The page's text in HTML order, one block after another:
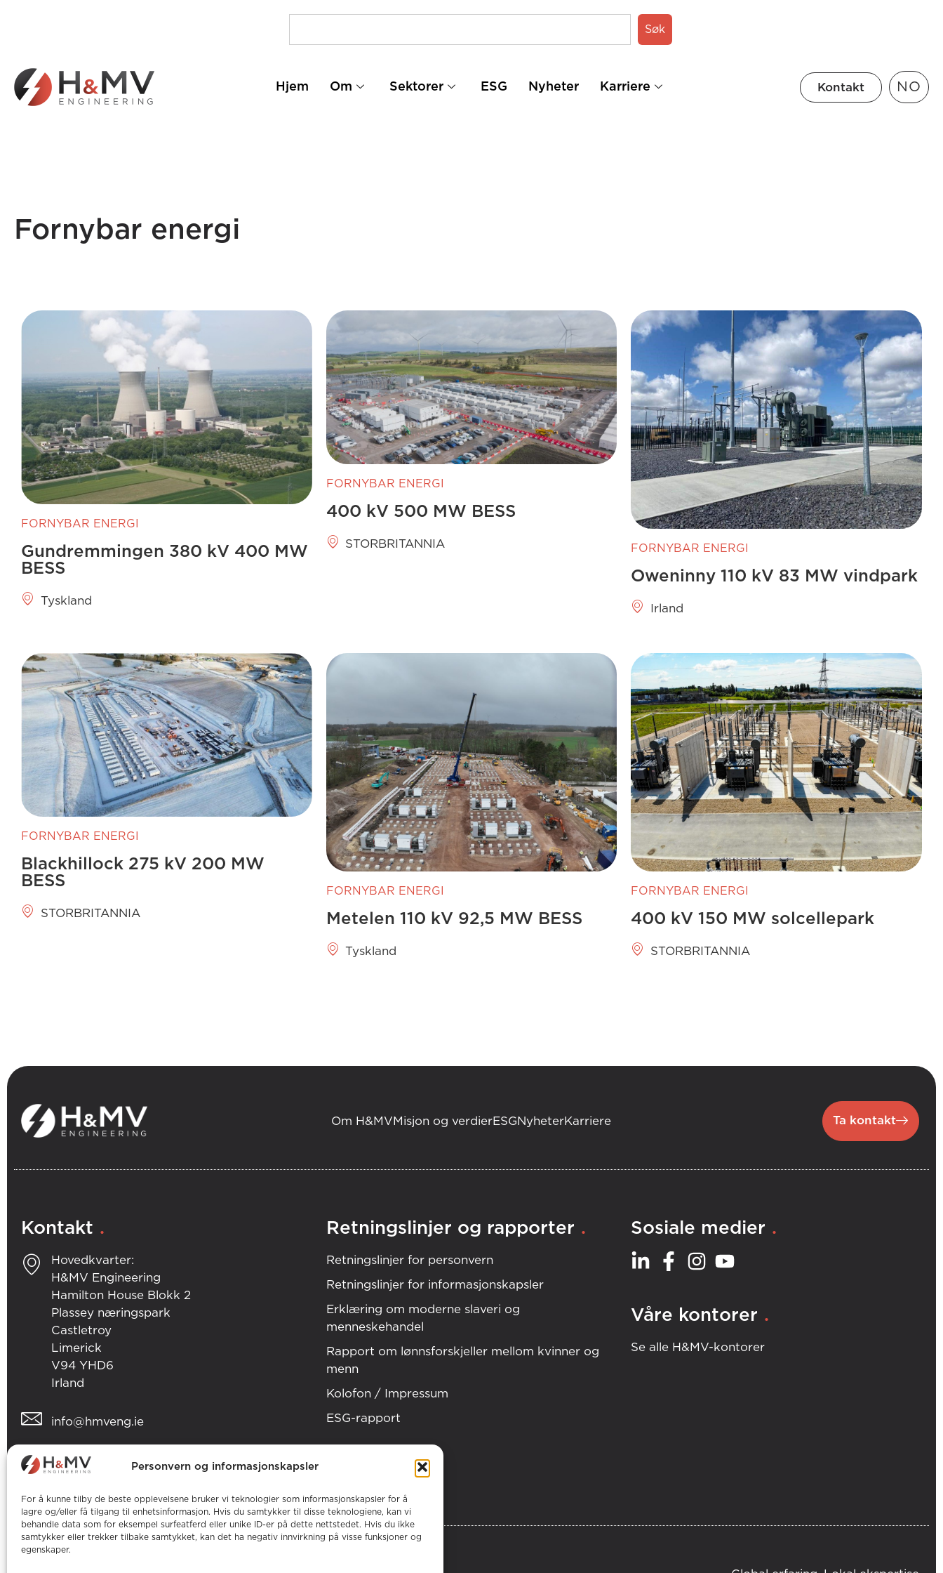
Personvern og informasjonskapsler
For å kunne tilby de beste opplevelsene bruker vi teknologier som informasjonskapsler for å
lagre og/eller få tilgang til enhetsinformasjon. Hvis du samtykker til disse teknologiene, kan vi
behandle data som for eksempel surfeatferd eller unike ID-er på dette nettstedet. Hvis du ikke
samtykker eller trekker tilbake samtykket, kan det ha negativ innvirkning på visse funksjoner og
egenskaper.
Søk
Hjem Om Sektorer ESG Nyheter Karriere Kontakt NO
Fornybar energi
FORNYBAR ENERGI
Gundremmingen 380 kV 400 MW
BESS
Tyskland
FORNYBAR ENERGI
400 kV 500 MW BESS
STORBRITANNIA FORNYBAR ENERGI
Oweninny 110 kV 83 MW vindpark
Irland
FORNYBAR ENERGI
Blackhillock 275 kV 200 MW
BESS
STORBRITANNIA
FORNYBAR ENERGI
Metelen 110 kV 92,5 MW BESS
Tyskland
FORNYBAR ENERGI
400 kV 150 MW solcellepark
STORBRITANNIA
Om H&MV Misjon og verdierESG NyheterKarriere Ta kontakt
Kontakt .
Hovedkvarter:
H&MV Engineering
Hamilton House Blokk 2
Plassey næringspark
Castletroy
Limerick
V94 YHD6
Irland
info@hmveng.ie
+353 (0) 61 357 496
Retningslinjer og rapporter .
Retningslinjer for personvern
Retningslinjer for informasjonskapsler
Erklæring om moderne slaveri og
menneskehandel
Rapport om lønnsforskjeller mellom kvinner og
menn
Kolofon / Impressum
ESG-rapport
Sosiale medier .
Våre kontorer .
Se alle H&MV-kontorer